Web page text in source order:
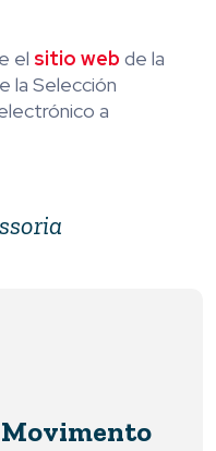
el sitio web de la
la Selección
a